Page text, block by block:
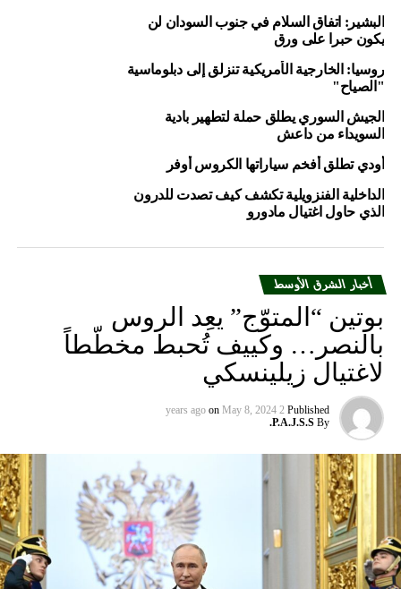
المصدر: أ ف ب
UP
عدد طالبي اللجوء يرتفع بنحو 15%
DON'T MISS
طهران ستفتح مكتبا لرعاية المصالح الإيرانية في السعودية
البشير: اتفاق السلام في جنوب السودان لن
يكون حبرا على ورق
روسيا: الخارجية الأمريكية تنزلق إلى دبلوماسية
"الصياح"
الجيش السوري يطلق حملة لتطهير بادية
السويداء من داعش
أودي تطلق أفخم سياراتها الكروس أوفر
الداخلية الفنزويلية تكشف كيف تصدت للدرون
الذي حاول اغتيال مادورو
أخبار الشرق الأوسط
بوتين “المتوّج” يعِد الروس
بالنصر… وكييف تُحبط مخطّطاً
لاغتيال زيلينسكي
Published
2 years ago
on May 8, 2024
By
P.A.J.S.S.